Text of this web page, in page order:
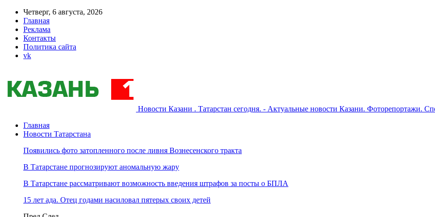
Четверг, 6 августа, 2026
Главная
Реклама
Контакты
Политика сайта
vk
Новости Казани . Татарстан сегодня. - Актуальные новости Казани. Фоторепортажи.
Главная
Новости Татарстана
Появились фото затопленного после ливня Вознесенского тракта
В Татарстане прогнозируют аномальную жару
В Татарстане рассматривают возможность введения штрафов за посты о БПЛА
15 лет ада. Отец годами насиловал пятерых своих детей